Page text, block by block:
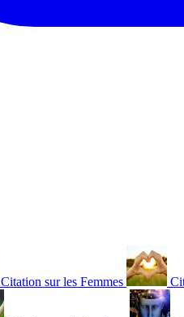
Citation sur les Femmes